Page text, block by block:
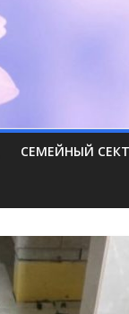
СЕМЕЙНЫЙ